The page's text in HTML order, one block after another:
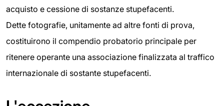
acquisto e cessione di sostanze stupefacenti.
Dette fotografie, unitamente ad altre fonti di prova,
costituirono il compendio probatorio principale per
ritenere operante una associazione finalizzata al traffico
internazionale di sostante stupefacenti.